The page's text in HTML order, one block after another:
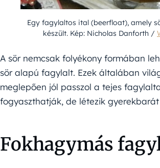
Egy fagylaltos ital (beerfloat), amely
készült. Kép: Nicholas Danforth /
A sör nemcsak folyékony formában
sör alapú fagylalt. Ezek általában
meglepően jól passzol a tejes
fogyaszthatják, de létezik gyerekbarát
Fokhagymás